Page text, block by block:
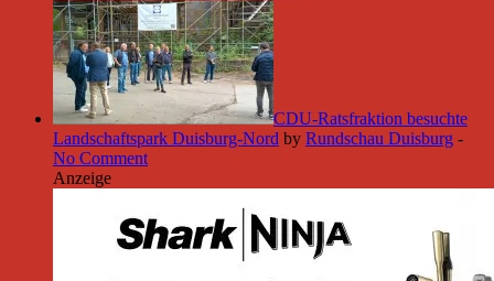
CDU-Ratsfraktion besuchte
Landschaftspark Duisburg-Nord by Rundschau Duisburg -
No Comment
Anzeige